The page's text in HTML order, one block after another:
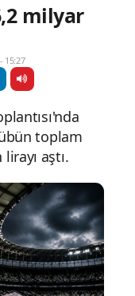
milyar
15:27
toplam
aştı.